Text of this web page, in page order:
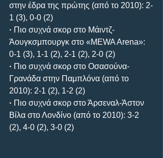
στην έδρα της πρώτης (από το 2010): 2-
1 (3), 0-0 (2)
· Πιο συχνά σκορ στο Μάιντζ-
Άουγκσμπουργκ στο «MEWA Arena»:
0-1 (3), 1-1 (2), 2-1 (2), 2-0 (2)
· Πιο συχνά σκορ στο Οσασούνα-
Γρανάδα στην Παμπλόνα (από το
2010): 2-1 (2), 1-2 (2)
· Πιο συχνά σκορ στο Άρσεναλ-Άστον
Βίλα στο Λονδίνο (από το 2010): 3-2
(2), 4-0 (2), 3-0 (2)